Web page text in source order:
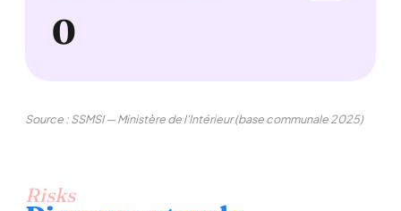
0
Source : SSMSI — Ministère de l'Intérieur (base communale 2025)
Risks